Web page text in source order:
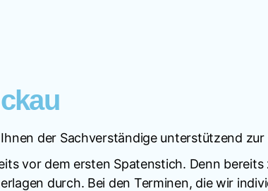
der Sachverständige unterstützend
vor dem ersten Spatenstich. Denn
durch. Bei den Terminen, die wir